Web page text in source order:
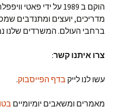
הוקם ב 1989 על ידי
מדריכים, יועצים ומתנדבים
ברחבי העולם. המשרדים שלנו
צרו איתנו קשר:
עשו לנו לייק בדף הפייסבוק.
מאמרים ומשאבים יומיומיים